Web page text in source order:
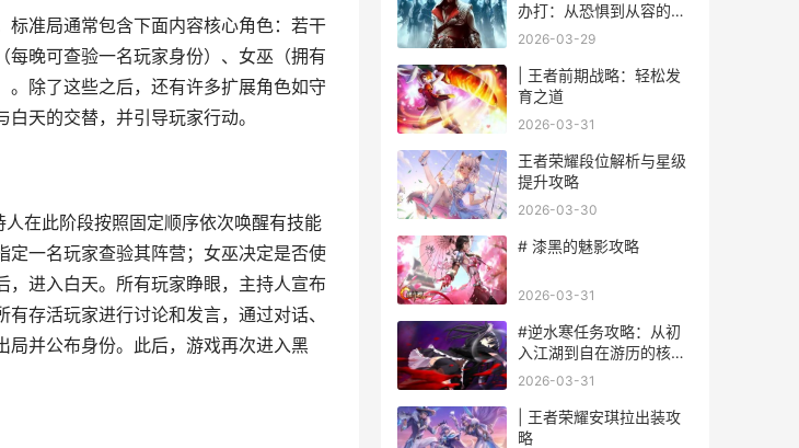
标准局通常包含下面内容核心角色：若干
晚可查验一名玩家身份）、女巫（拥有
除了这些之后，还有许多扩展角色如守
天的交替，并引导玩家行动。
在此阶段按照固定顺序依次唤醒有技能
定一名玩家查验其阵营；女巫决定是否使
进入白天。所有玩家睁眼，主持人宣布
存活玩家进行讨论和发言，通过对话、
局并公布身份。此后，游戏再次进入黑
办打：从恐惧到从容的完
全生存指南
2026-03-29
| 王者前期战略：轻松发
育之道
2026-03-31
王者荣耀段位解析与星级
提升攻略
2026-03-30
# 漆黑的魅影攻略
2026-03-31
#逆水寒任务攻略：从初
入江湖到自在游历的核心
指南#
2026-03-31
| 王者荣耀安琪拉出装攻
略